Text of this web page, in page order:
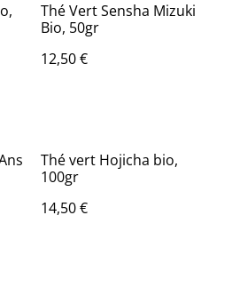
Thé Vert Sensha Mizuki
Bio, 50gr
12,50 €
Thé vert Hojicha bio,
100gr
14,50 €